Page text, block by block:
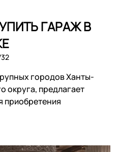
ГАРАЖ В
городов Ханты-
округа, предлагает
приобретения